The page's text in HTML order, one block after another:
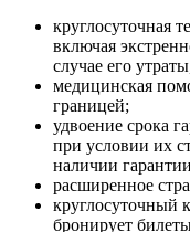
круглосуточная
включая
случае его
медицинская
границей;
удвоение срока
при условии их
наличии
расширенное
круглосуточный
бронирует